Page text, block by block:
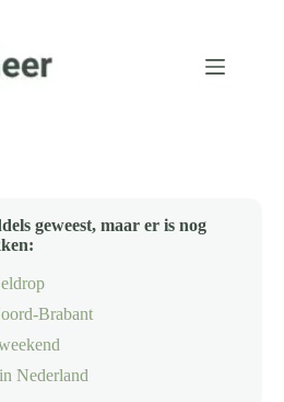
geweest, maar er is nog
Brabant
Nederland